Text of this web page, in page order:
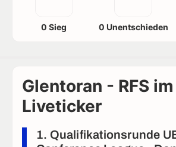
0 Sieg 0 Unentschieden
Glentoran - RFS im
Liveticker
1. Qualifikationsrunde